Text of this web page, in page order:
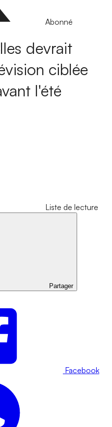
Abonné
devrait
ciblée
l'été
Liste de lecture
Partager
Facebook